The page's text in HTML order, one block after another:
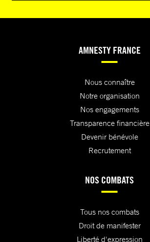
AMNESTY FRANCE
Nous connaître
Notre organisation
Nos engagements
Transparence financière
Devenir bénévole
Recrutement
NOS COMBATS
Tous nos combats
Droit de manifester
Liberté d'expression